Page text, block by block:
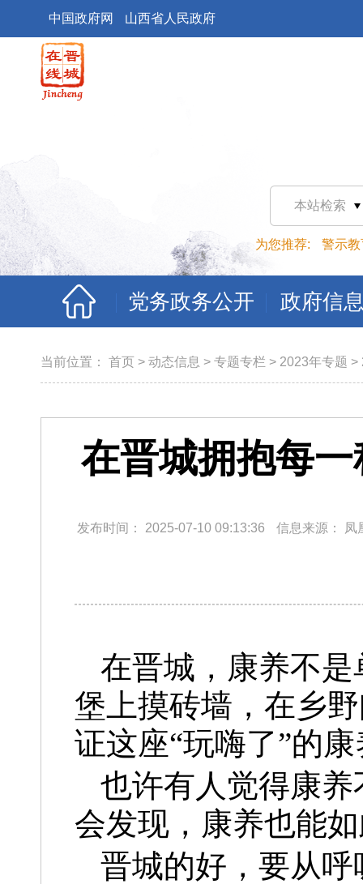
中国政府网 山西省人民政府
本站检索
为您推荐: 警示教
党务政务公开 政府信
当前位置： 首页 > 动态信息 > 专题专栏 > 2023年专题 >
在晋城拥抱每
发布时间： 2025-07-10 09:13:36 信息来源： 凤
在晋城，康养不
堡上摸砖墙，在乡
证这座“玩嗨了”的
也许有人觉得康
会发现，康养也能
晋城的好，要从